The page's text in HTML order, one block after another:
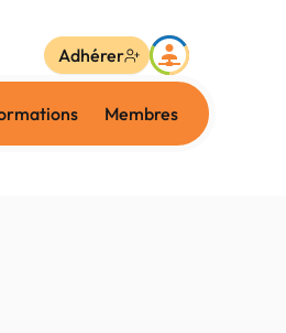
Membres
Adhérer